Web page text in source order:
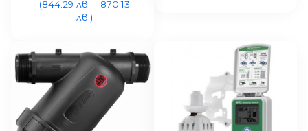
(844.29 лв. – 870.13
лв.)